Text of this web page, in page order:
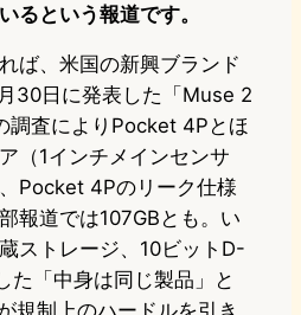
るという報道です。
ば、米国の新興ブランド
30日に発表した「Muse 2
調査によりPocket 4Pとほ
（1インチメインセンサ
Pocket 4Pのリーク仕様
報道では107GBとも。い
ストレージ、10ビットD-
た「中身は同じ製品」と
規制上のハードルを引き